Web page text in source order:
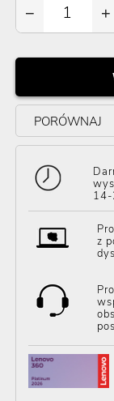
− +
PORÓWNAJ
14-
z